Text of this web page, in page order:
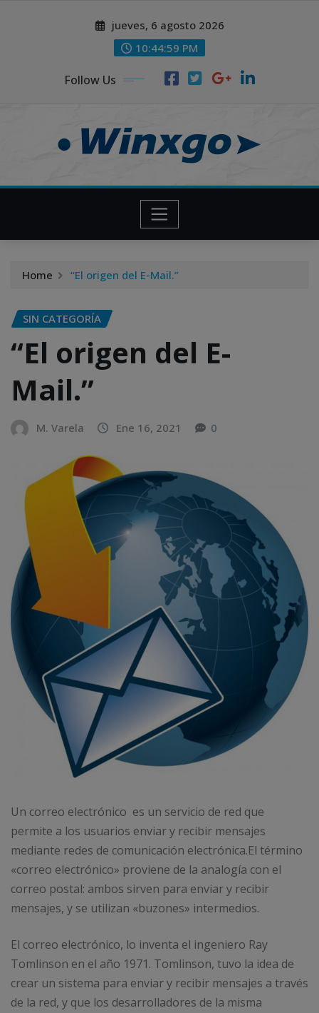
jueves, 6 agosto 2026
10:45:00 PM
Follow Us
Home “El origen del E-Mail.”
SIN CATEGORÍA
“El origen del E-
Mail.”
M. Varela Ene 16, 2021 0
Un correo electrónico ​​​ es un servicio de red que
permite a los usuarios enviar y recibir mensajes
mediante redes de comunicación electrónica.​El término
«correo electrónico» proviene de la analogía con el
correo postal: ambos sirven para enviar y recibir
mensajes, y se utilizan «buzones» intermedios.
El correo electrónico, lo inventa el ingeniero Ray
Tomlinson en el año 1971. Tomlinson, tuvo la idea de
crear un sistema para enviar y recibir mensajes a través
de la red, y que los desarrolladores de la misma